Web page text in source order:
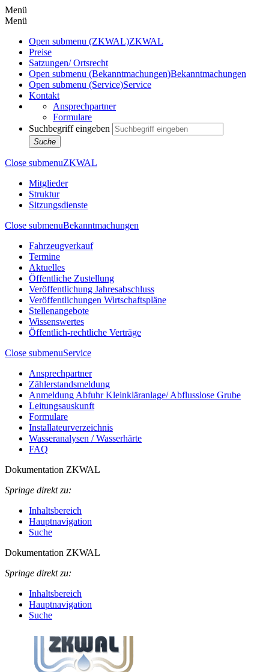
Menü
Menü
Open submenu (ZKWAL)ZKWAL
Preise
Satzungen/ Ortsrecht
Open submenu (Bekanntmachungen)Bekanntmachungen
Open submenu (Service)Service
Kontakt
Ansprechpartner
Formulare
Suchbegriff eingeben
Suche
Close submenuZKWAL
Mitglieder
Struktur
Sitzungsdienste
Close submenuBekanntmachungen
Fahrzeugverkauf
Termine
Aktuelles
Öffentliche Zustellung
Veröffentlichung Jahresabschluss
Veröffentlichungen Wirtschaftspläne
Stellenangebote
Wissenswertes
Öffentlich-rechtliche Verträge
Close submenuService
Ansprechpartner
Zählerstandsmeldung
Anmeldung Abfuhr Kleinkläranlage/ Abflusslose Grube
Leitungsauskunft
Formulare
Installateurverzeichnis
Wasseranalysen / Wasserhärte
FAQ
Dokumentation ZKWAL
Springe direkt zu:
Inhaltsbereich
Hauptnavigation
Suche
Dokumentation ZKWAL
Springe direkt zu:
Inhaltsbereich
Hauptnavigation
Suche